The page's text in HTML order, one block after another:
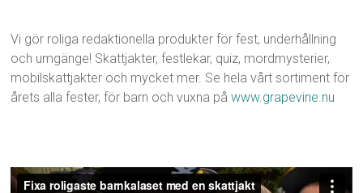
Vi gör roliga redaktionella produkter för fest, underhållning
och umgänge! Skattjakter, festlekar, quiz, mordmysterier,
mobilskattjakter och mycket mer. Se hela vårt sortiment för
årets alla fester, för barn och vuxna påwww.grapevine.nu
Videospelare